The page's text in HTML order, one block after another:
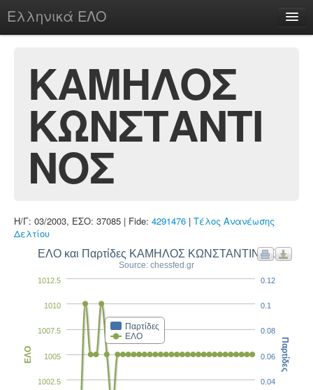
Ελληνικά ΕΛΟ
chesstu.be @ discord
Login
ΚΑΜΗΛΟΣ
ΚΩΝΣΤΑΝΤΙ
ΝΟΣ
Η/Γ: 03/2003, ΕΣΟ: 37085 | Fide: 4291476 | Τέλος Ανανέωσης
Δελτίου
ΕΛΟ και Παρτίδες ΚΑΜΗΛΟΣ ΚΩΝΣΤΑΝΤΙΝΟΣ
Source: chessfed.gr
Παρτίδες
ΕΛΟ
1002.5
1005
1007.5
1010
1012.5
ΕΛΟ
0.04
0.06
0.08
0.1
0.12
Παρτίδες